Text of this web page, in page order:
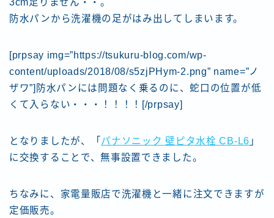
防水パンから洗濯機の足がはみ出してしまいます。
[prpsay img=”https://tsukuru-blog.com/wp-
content/uploads/2018/08/s5zjPHym-2.png” name=”ノ
ザワ”]防水パンには問題なく乗るのに、蛇口の位置が低
くて入らない・・・！！！！[/prpsay]
となりましたが、「 パナソニック 壁ピタ水栓 CB-L6 」
に交換することで、無事設置できました。
ちなみに、家電量販店で洗濯機と一緒に注文できますが
定価販売。